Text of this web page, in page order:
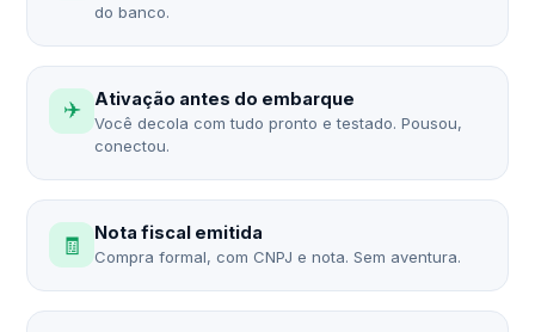
do banco.
✈️ Ativação antes do embarque
Você decola com tudo pronto e testado. Pousou,
conectou.
🧾 Nota fiscal emitida
Compra formal, com CNPJ e nota. Sem aventura.